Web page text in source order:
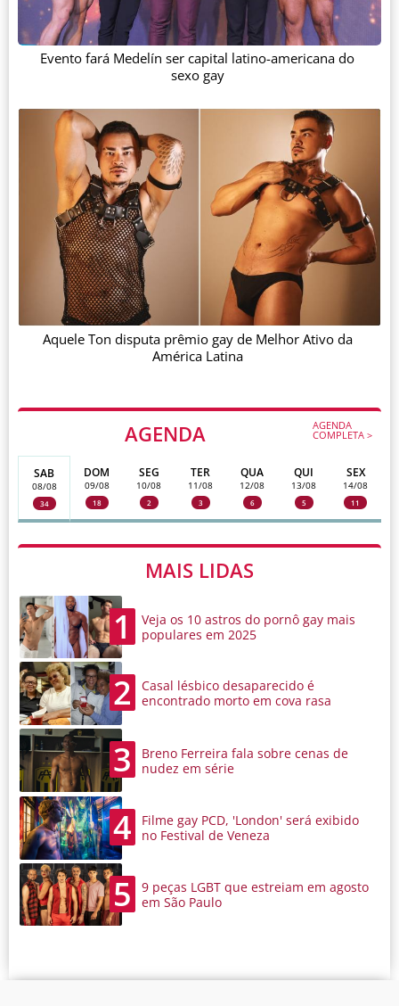
AGENDA AGENDA
COMPLETA >
SAB
08/08
34
DOM
09/08
18
SEG
10/08
2
TER
11/08
3
QUA
12/08
6
QUI
13/08
5
SEX
14/08
11
MAIS LIDAS
1
Veja os 10 astros do pornô gay mais
populares em 2025
2
Casal lésbico desaparecido é
encontrado morto em cova rasa
3
Breno Ferreira fala sobre cenas de
nudez em série
4
Filme gay PCD, 'London' será exibido
no Festival de Veneza
5
9 peças LGBT que estreiam em agosto
em São Paulo
Evento fará Medelín ser capital latino-americana do
sexo gay
Aquele Ton disputa prêmio gay de Melhor Ativo da
América Latina